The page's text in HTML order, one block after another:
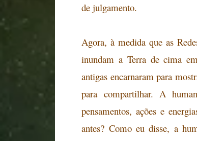
de julgamento.
Agora, à medida que as
inundam a Terra de cima
antigas encarnaram para
para compartilhar. A
pensamentos, ações e
antes? Como eu disse, a